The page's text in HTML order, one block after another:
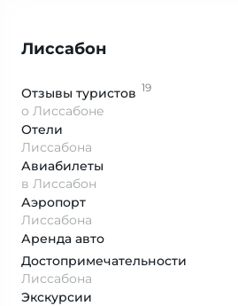
Лиссабон
Отзывы туристов 19
о Лиссабоне
Отели
Лиссабона
Авиабилеты
в Лиссабон
Аэропорт
Лиссабона
Аренда авто
Достопримеча­тельности
Лиссабона
Экскурсии